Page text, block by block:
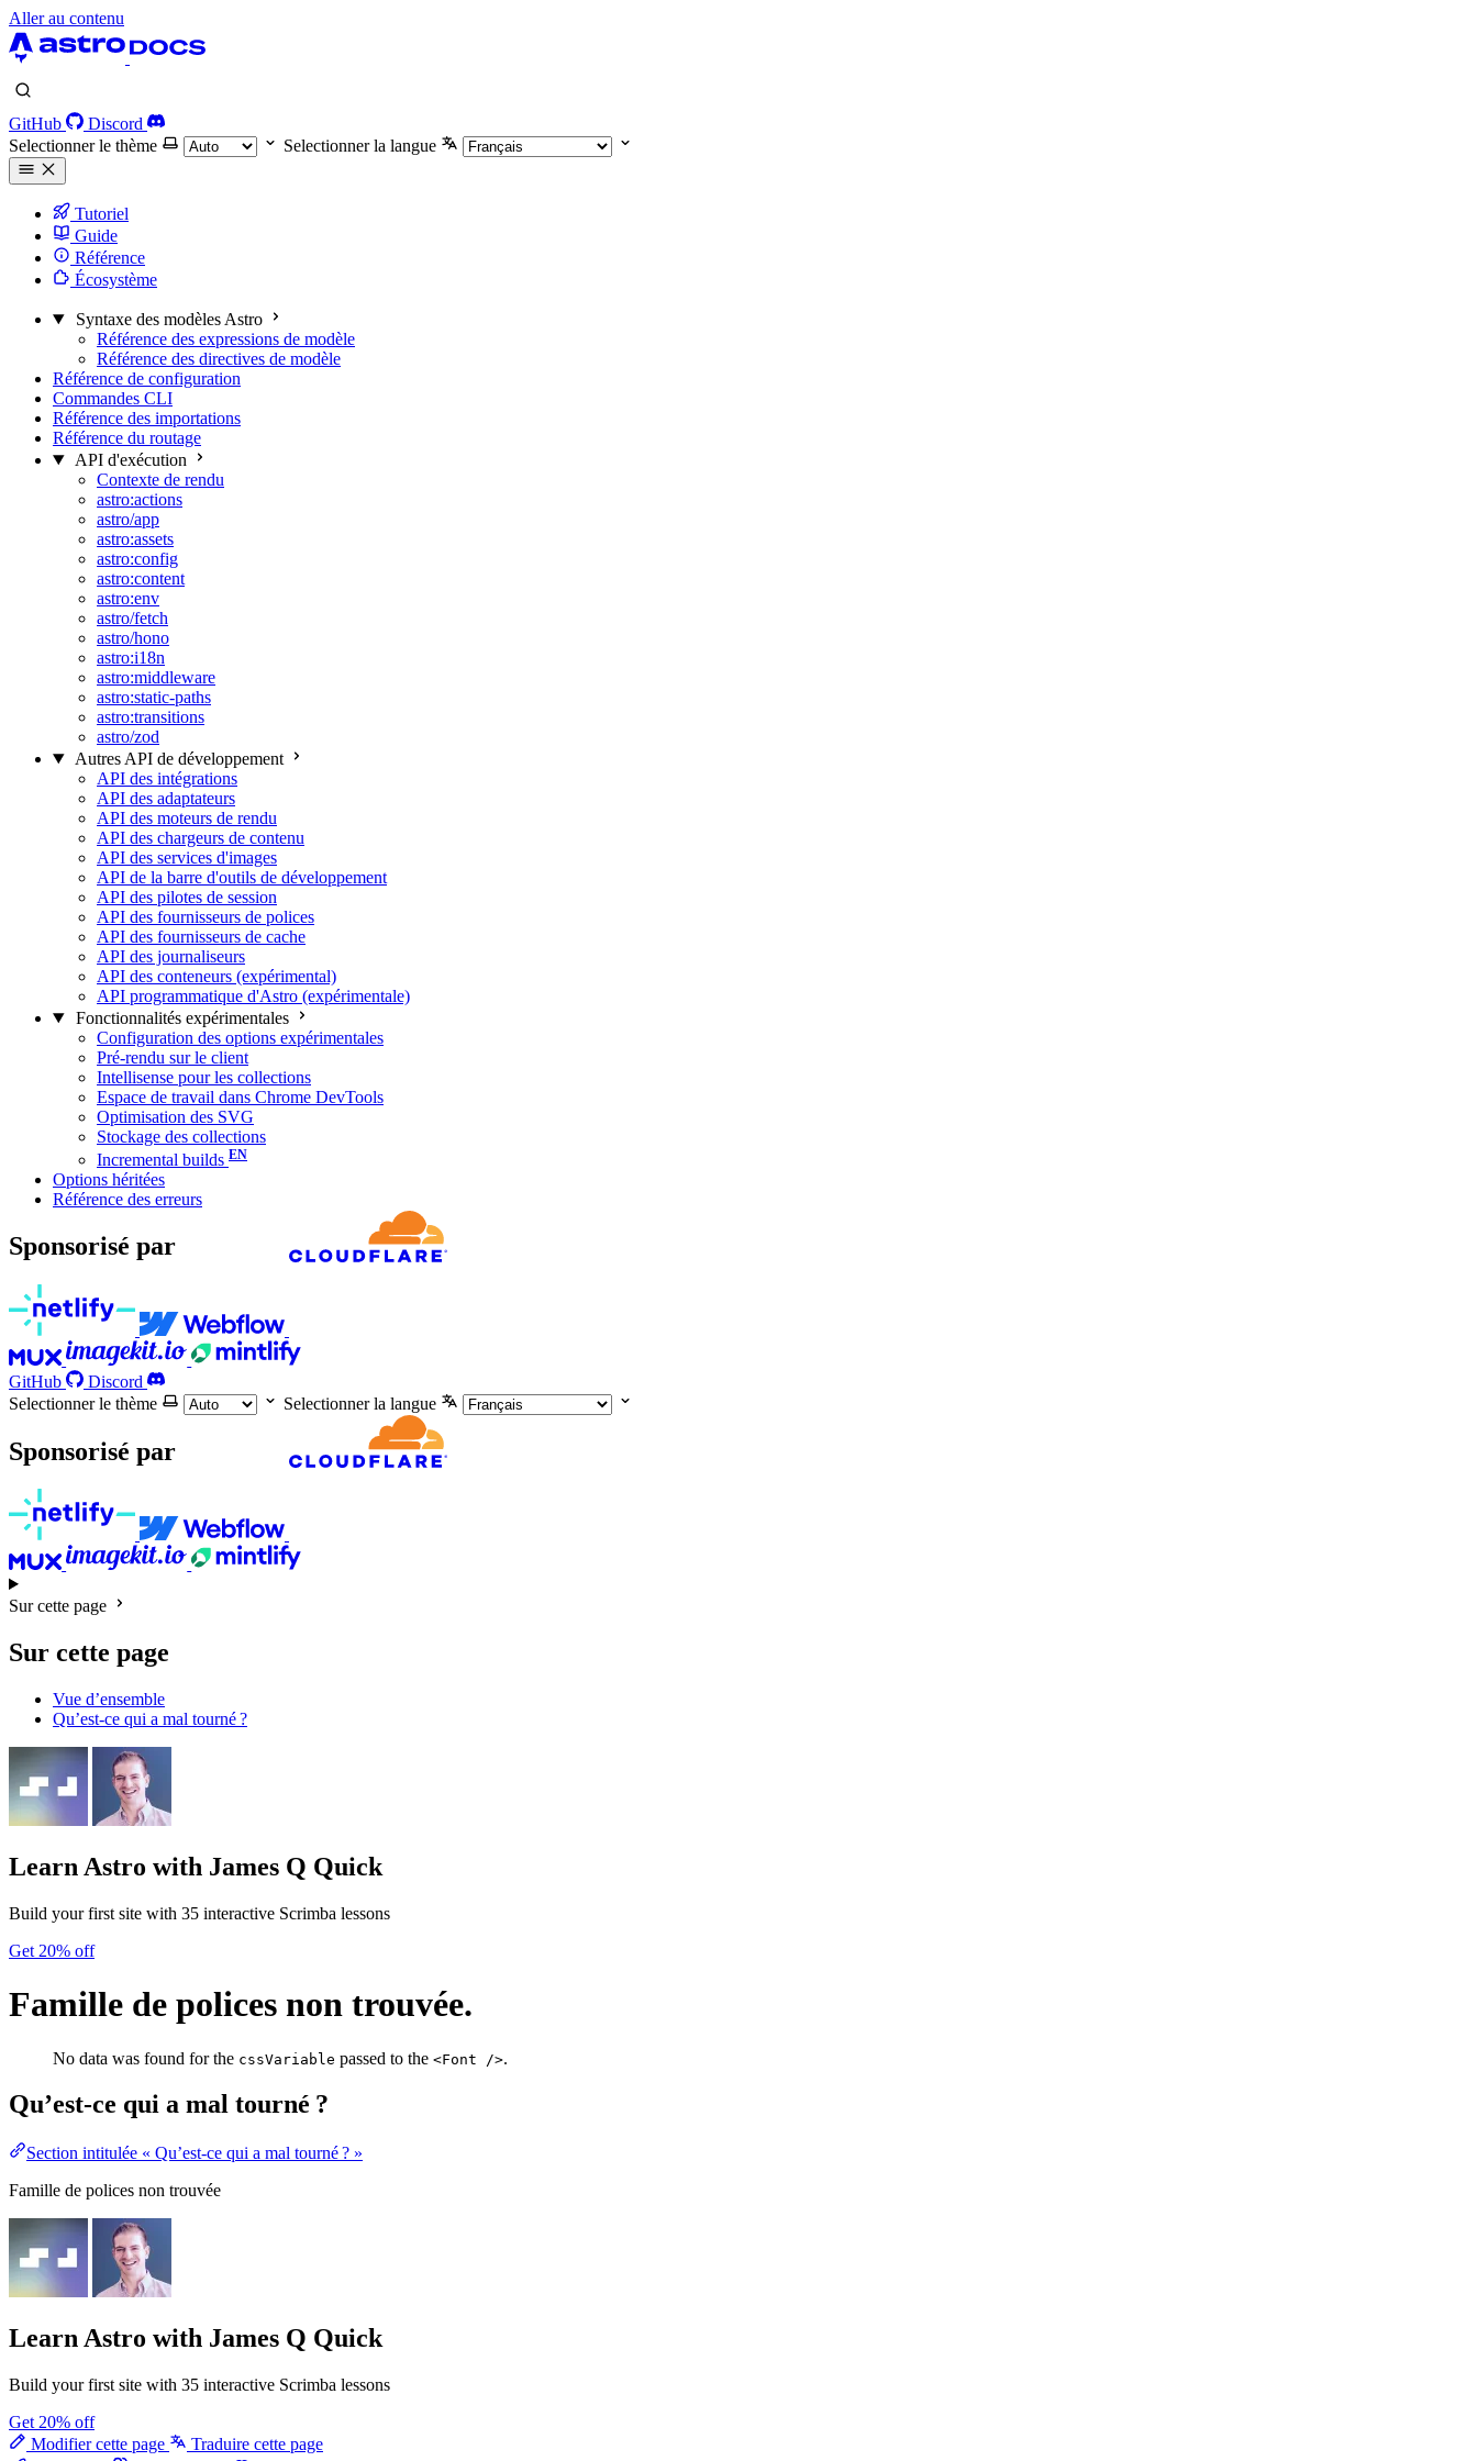
Aller au contenu
GitHub
Discord
Selectionner le thème
Selectionner la langue
Tutoriel
Guide
Référence
Écosystème
Syntaxe des modèles Astro
Référence des expressions de modèle
Référence des directives de modèle
Référence de configuration
Commandes CLI
Référence des importations
Référence du routage
API d'exécution
Contexte de rendu
astro:actions
astro/app
astro:assets
astro:config
astro:content
astro:env
astro/fetch
astro/hono
astro:i18n
astro:middleware
astro:static-paths
astro:transitions
astro/zod
Autres API de développement
API des intégrations
API des adaptateurs
API des moteurs de rendu
API des chargeurs de contenu
API des services d'images
API de la barre d'outils de développement
API des pilotes de session
API des fournisseurs de polices
API des fournisseurs de cache
API des journaliseurs
API des conteneurs (expérimental)
API programmatique d'Astro (expérimentale)
Fonctionnalités expérimentales
Configuration des options expérimentales
Pré-rendu sur le client
Intellisense pour les collections
Espace de travail dans Chrome DevTools
Optimisation des SVG
Stockage des collections
Incremental builds
Options héritées
Référence des erreurs
Sponsorisé par
GitHub
Discord
Selectionner le thème
Selectionner la langue
Sponsorisé par
Sur cette page
Sur cette page
Vue d’ensemble
Qu’est-ce qui a mal tourné ?
Learn Astro with James Q Quick
Build your first site with 35 interactive Scrimba lessons
Get 20% off
Famille de polices non trouvée.
No data was found for the cssVariable passed to the <Font />.
Qu’est-ce qui a mal tourné ?
Section intitulée « Qu’est-ce qui a mal tourné ? »
Famille de polices non trouvée
Learn Astro with James Q Quick
Build your first site with 35 interactive Scrimba lessons
Get 20% off
Modifier cette page
Traduire cette page